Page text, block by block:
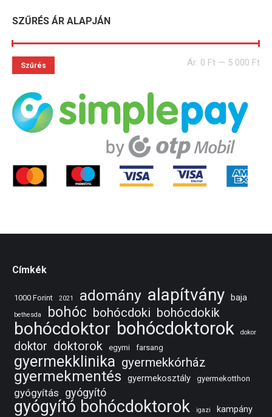
SZŰRÉS ÁR ALAPJÁN
Szűrés Ár: 0 Ft — 5 000 Ft
Címkék
1000 Forint 2021 adomány alapítvány baja
bethesda bohóc bohócdoki bohócdokik
bohócdoktor bohócdoktorok dokor
doktor doktorok egymi farsang
gyermekklinika gyermekkórház
gyermekmentés gyermekosztály gyermekotthon
gyógyítás gyógyító
gyógyító bohócdoktorok igazi kampány